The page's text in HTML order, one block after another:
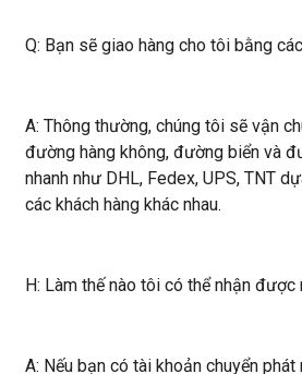
Q: Bạn sẽ giao hàng cho tôi bằng
A: Thông thường, chúng tôi sẽ vận
đường hàng không, đường biển và
nhanh như DHL, Fedex, UPS, TNT
các khách hàng khác nhau.
H: Làm thế nào tôi có thể nhận được
A: Nếu bạn có tài khoản chuyển phát